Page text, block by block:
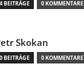
4 BEITRÄGE 0 KOMMENTARE
Skokan
0 BEITRÄGE 0 KOMMENTARE